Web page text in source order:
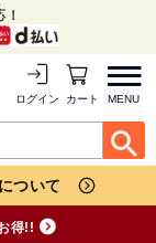
MENU
ログイン カートを見る
ついて
得!!